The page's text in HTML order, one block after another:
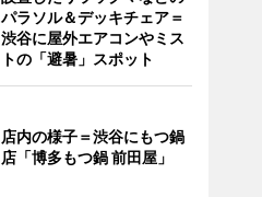
パラソル＆デッキチェア＝
渋谷に屋外エアコンやミス
トの「避暑」スポット
店内の様子＝渋谷にもつ鍋
店「博多もつ鍋 前田屋」